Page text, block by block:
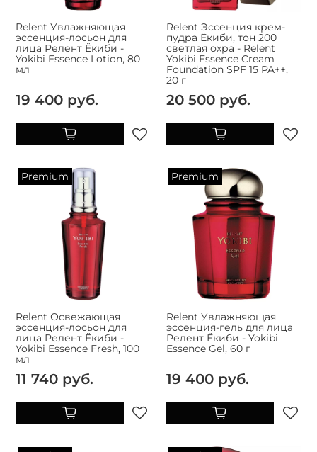
Relent Увлажняющая
эссенция-лосьон для
лица Релент Ёкиби -
Yokibi Essence Lotion, 80
мл
19 400 руб.
Relent Эссенция крем-
пудра Ёкиби, тон 200
светлая охра - Relent
Yokibi Essence Cream
Foundation SPF 15 PA++,
20 г
20 500 руб.
Premium
Relent Освежающая
эссенция-лосьон для
лица Релент Ёкиби -
Yokibi Essence Fresh, 100
мл
11 740 руб.
Premium
Relent Увлажняющая
эссенция-гель для лица
Релент Ёкиби - Yokibi
Essence Gel, 60 г
19 400 руб.